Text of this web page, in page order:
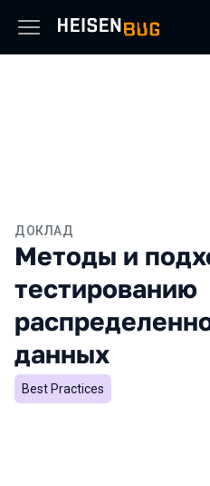
ДОКЛАД
Методы и
тестированию
данных
Best Practices